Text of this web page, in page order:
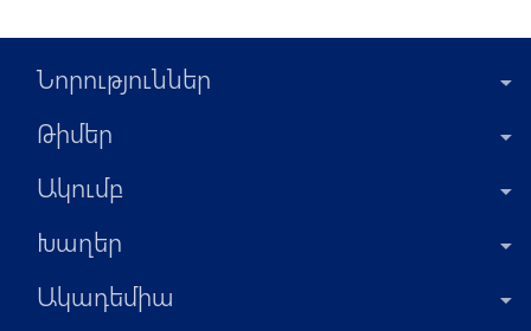
Նորություններ
Թիմեր
Ակումբ
Խաղեր
Ակադեմիա